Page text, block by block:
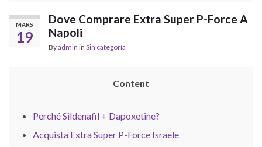
MARS
19
Dove Comprare Extra Super P-Force A
Napoli
Byadmin in Sin categoría
Content
Perché Sildenafil + Dapoxetine?
Acquista Extra Super P-Force Israele